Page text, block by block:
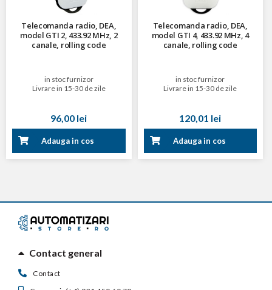
Telecomanda radio, DEA,
model GTI 2, 433.92 MHz, 2
canale, rolling code
in stoc furnizor
Livrare in 15-30 de zile
96,00 lei
Adauga in cos
Telecomanda radio, DEA,
model GTI 4, 433.92 MHz, 4
canale, rolling code
in stoc furnizor
Livrare in 15-30 de zile
120,01 lei
Adauga in cos
Contact general
Contact